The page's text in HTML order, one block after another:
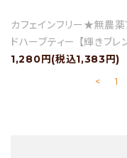
カフェインフリー★無農薬
ドハーブティー 【輝きブレン
1,280円(税込1,383円)
< 1